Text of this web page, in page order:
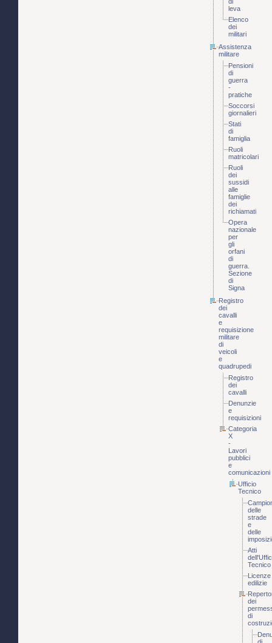
leva
Elenco
dei
militari
Assistenza
militare
Pensioni
di
guerra
-
pratiche
Soccorsi
giornalieri
Stati
di
famiglia
Ruoli
matricolari
Ruoli
dei
sussidi
alle
famiglie
dei
richiamati
Opera
nazionale
per
gli
orfani
di
guerra.
Sezione
di
Signa
Registro
dei
cavalli
e
requisizione
militare
di
veicoli
e
quadrupedi
Registro
dei
cavalli
Denunzie
e
requisizioni
Categoria
X
-
Lavori
pubblici
e
comunicazioni
Ufficio
Tecnico
delle
strade
e
delle
Atti
Tecnico
Licenze
edilizie
dei
di